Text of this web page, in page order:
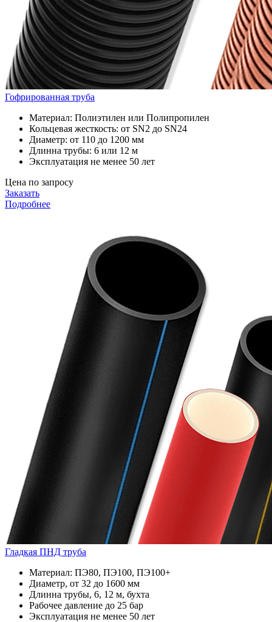
Гофрированная труба
Материал: Полиэтилен или Полипропилен
Кольцевая жесткость: от SN2 до SN24
Диаметр: от 110 до 1200 мм
Длинна трубы: 6 или 12 м
Эксплуатация не менее 50 лет
Цена по запросу
Заказать
Подробнее
Гладкая ПНД труба
Материал: ПЭ80, ПЭ100, ПЭ100+
Диаметр, от 32 до 1600 мм
Длинна трубы, 6, 12 м, бухта
Рабочее давление до 25 бар
Эксплуатация не менее 50 лет